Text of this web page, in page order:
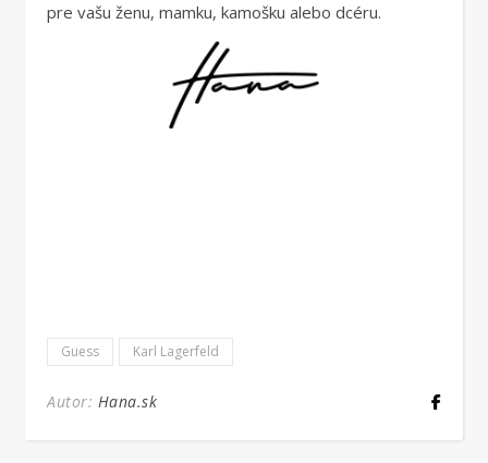
pre vašu ženu, mamku, kamošku alebo dcéru.
Guess Karl Lagerfeld
Autor: Hana.sk